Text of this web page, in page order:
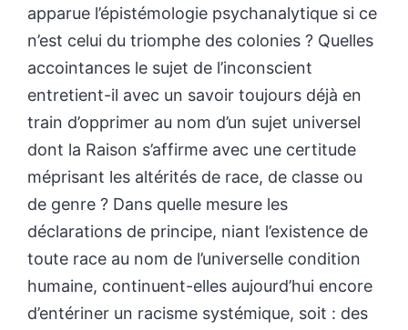
apparue l’épistémologie psychanalytique si ce
n’est celui du triomphe des colonies ? Quelles
accointances le sujet de l’inconscient
entretient-il avec un savoir toujours déjà en
train d’opprimer au nom d’un sujet universel
dont la Raison s’affirme avec une certitude
méprisant les altérités de race, de classe ou
de genre ? Dans quelle mesure les
déclarations de principe, niant l’existence de
toute race au nom de l’universelle condition
humaine, continuent-elles aujourd’hui encore
d’entériner un racisme systémique, soit : des